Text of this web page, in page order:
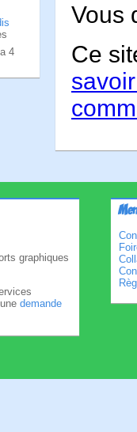
4
Vous
Ce
graphiques
demande